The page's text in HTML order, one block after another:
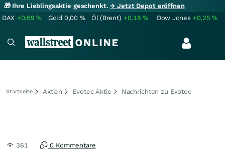
🎁 Ihre Lieblingsaktie geschenkt.→ Jetzt Depot eröffnen
DAX +0,69% Gold 0,00 % Öl (Brent) +0,18% Dow Jones +0,25%
Startseite Aktien Evotec Aktie Nachrichten zu Evotec
361 0 Kommentare